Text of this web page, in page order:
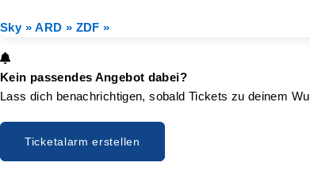
Sky » ARD » ZDF »
Kein passendes Angebot dabei?
Lass dich benachrichtigen, sobald Tickets zu deinem
Ticketalarm erstellen